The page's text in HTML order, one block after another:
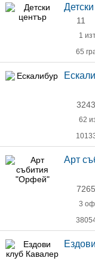
11
1
65
3243
62
Арт
7265
3